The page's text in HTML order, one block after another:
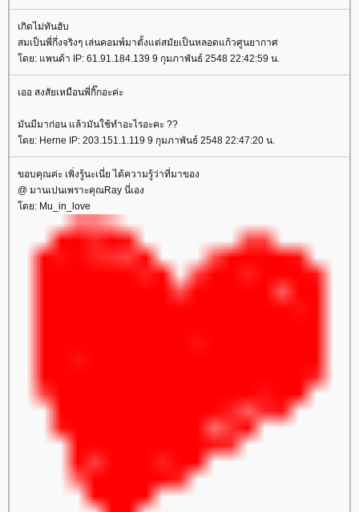
เกิดไม่ทันฮับ
สมเป็นพี่กึ่งจริงๆ เล่นคอมพ์มาตั้งแต่สมัยเป็นหลอดแก้วศูนยากาศ
ดย: แพนด้า IP: 61.91.184.139 9 กุมภาพันธ์ 2548 22:42:59 น.
เออ สงสัยเหมือนพี่กิ๊กอะค่ะ
มันมีมาก่อน แล้วมันใช้ทำอะไรอะคะ ??
ดย: Herne IP: 203.151.1.119 9 กุมภาพันธ์ 2548 22:47:20 น.
ขอบคุณค่ะ เพิ่งรู้นะเนี่ย ได้ความรู้ว่าที่มาของ
@ มานเปนเพราะคุณRay นี่เอง
ดย: Mu_in_love